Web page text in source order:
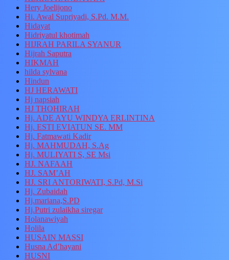
Hery Joelijono
Hi. Awal Supriyadi, S.Pd. M.M.
Hidayat
Hidriyatul khotimah
HIJRAH PARILA SYANUR
Hijrah Saputra
HIKMAH
hilda sylvana
Hindun
HJ HERAWATI
Hj napsiah
HJ THOHIRAH
Hj. ADE AYU WINDYA ERLINTINA
Hj. ESTI EVIATUN SE. MM
Hj. Fatmawati Kadir
Hj. MAHMUDAH, S.Ag
Hj. MULIYATI S, SE Msi
HJ. NAFAAH
HJ. SAM’AH
HJ. SRI ANTORIWATI, S.Pd, M.Si
Hj. Zubaidah
Hj.mariana,S.PD
Hj.Putri zulaikha siregar
Holanawiyah
Holila
HUSAIN MASSI
Husna Ad’hayani
HUSNI